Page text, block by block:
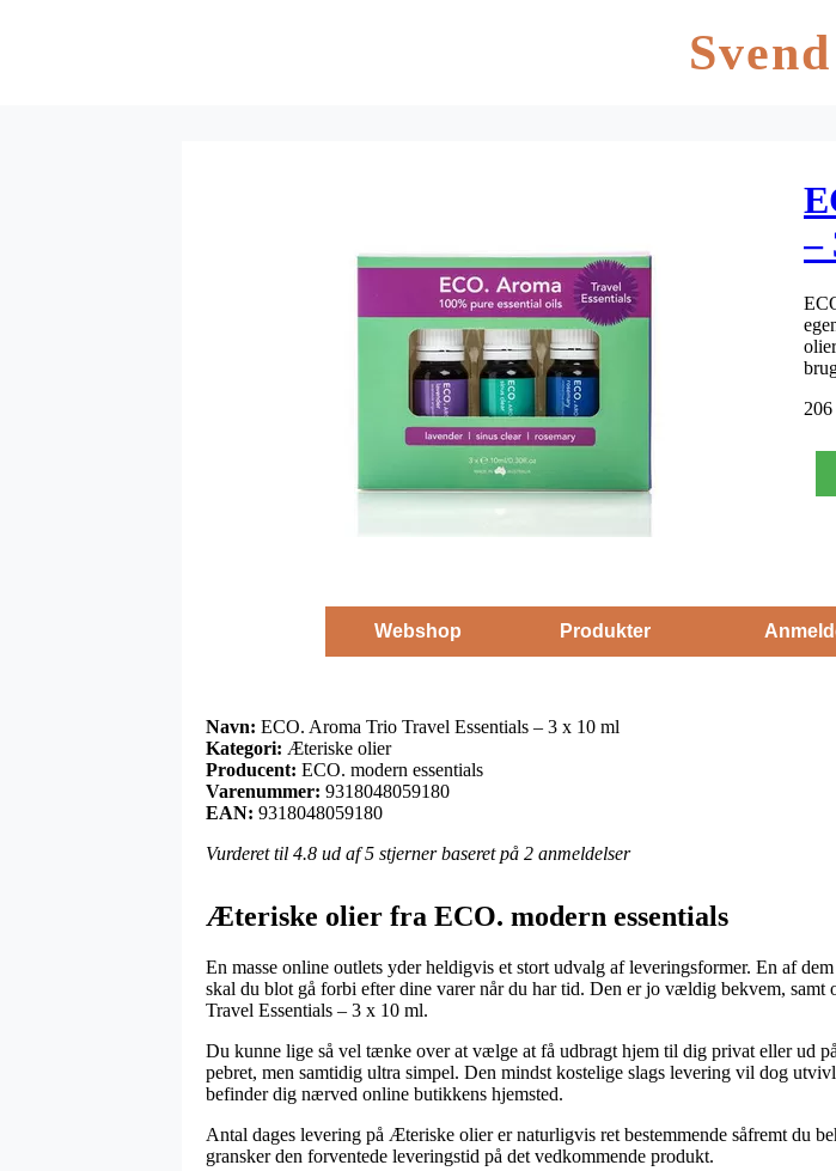
–
206
Webshop Produkter
Navn: ECO. Aroma Trio Travel Essentials – 3 x 10 ml
Kategori: Æteriske olier
Producent: ECO. modern essentials
Varenummer: 9318048059180
EAN: 9318048059180
Vurderet til 4.8 ud af 5 stjerner baseret på 2 anmeldelser
Æteriske olier fra ECO. modern essentials
En masse online outlets yder heldigvis et stort udvalg af leveringsformer. En af
skal du blot gå forbi efter dine varer når du har tid. Den er jo vældig bekvem,
Travel Essentials – 3 x 10 ml.
Du kunne lige så vel tænke over at vælge at få udbragt hjem til dig privat eller ud
pebret, men samtidig ultra simpel. Den mindst kostelige slags levering vil dog
befinder dig nærved online butikkens hjemsted.
Antal dages levering på Æteriske olier er naturligvis ret bestemmende såfremt du
gransker den forventede leveringstid på det vedkommende produkt.